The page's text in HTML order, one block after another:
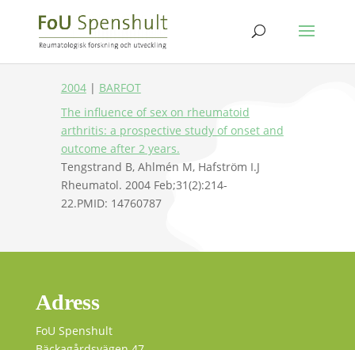
2004| BARFOT
The influence of sex on rheumatoid
arthritis: a prospective study of onset and
outcome after 2 years.
Tengstrand B, Ahlmén M, Hafström I.J
Rheumatol. 2004 Feb;31(2):214-
22.PMID: 14760787
Adress
FoU Spenshult